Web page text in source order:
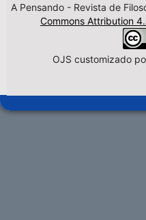
A Pensando - Revista de
Commons Attribution
OJS customizado